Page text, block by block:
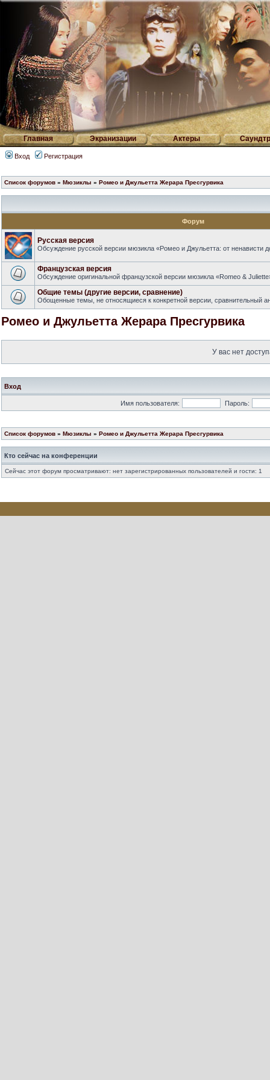
Главная Экранизации Актеры
Вход Регистрация
Список форумов » Мюзиклы » Ромео и Джульетта Жерара Пресгурвика
Форум
Русская версия
Обсуждение русской версии мюзикла «Ромео и Джульетта: от ненависти
Французская версия
Обсуждение оригинальной французской версии мюзикла «Romeo &
Общие темы (другие версии, сравнение)
Обощенные темы, не относящиеся к конкретной версии, сравнительный
Ромео и Джульетта Жерара Пресгурвика
У вас нет
Вход
Имя пользователя: Пароль:
Список форумов » Мюзиклы » Ромео и Джульетта Жерара Пресгурвика
Кто сейчас на конференции
Сейчас этот форум просматривают: нет зарегистрированных пользователей и гости: 1